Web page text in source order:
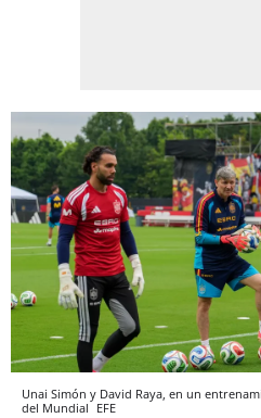
Unai Simón y David Raya, en un
del Mundial EFE